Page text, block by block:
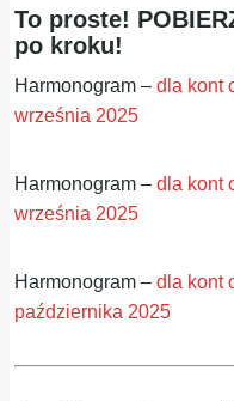
To proste!
po kroku!
Harmonogram –dla kont
września 2025
Harmonogram –dla kont
września 2025
Harmonogram –dla kont
października 2025